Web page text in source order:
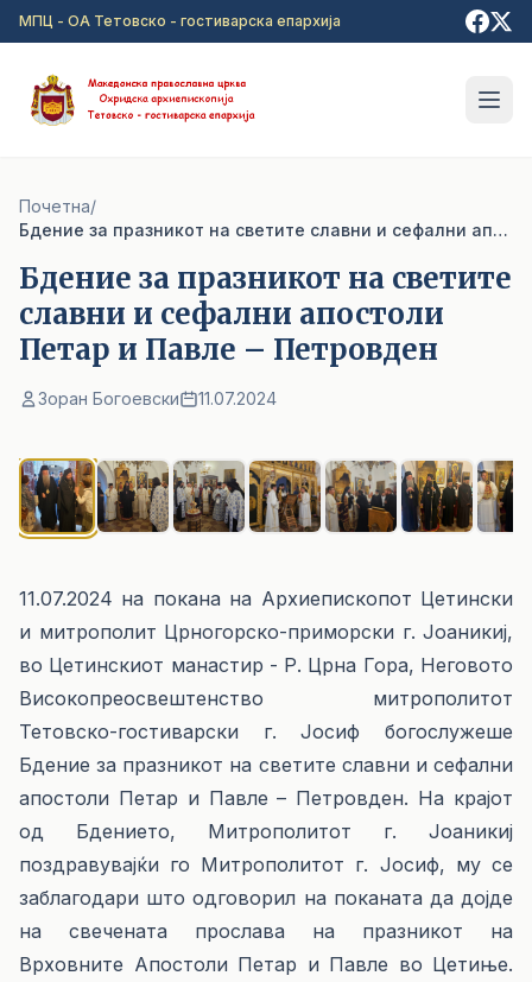
Прејди на главна содржина
МПЦ - ОА Тетовско - гостиварска епархија
Почетна/
Бдение за празникот на светите славни и сефални апостоли Петар и Павле – Петровден
Бдение за празникот на светите
славни и сефални апостоли
Петар и Павле – Петровден
Зоран Богоевски 11.07.2024
11.07.2024 на покана на Архиепископот Цетински
и митрополит Црногорско-приморски г. Јоаникиј,
во Цетинскиот манастир - Р. Црна Гора, Неговото
Високопреосвештенство митрополитот
Тетовско-гостиварски г. Јосиф богослужеше
Бдение за празникот на светите славни и сефални
апостоли Петар и Павле – Петровден. На крајот
од Бдението, Митрополитот г. Јоаникиј
поздравувајќи го Митрополитот г. Јосиф, му се
заблагодари што одговорил на поканата да дојде
на свечената прослава на празникот на
Врховните Апостоли Петар и Павле во Цетиње.